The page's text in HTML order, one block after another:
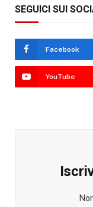
SEGUICI SUI
Facebook
YouTube